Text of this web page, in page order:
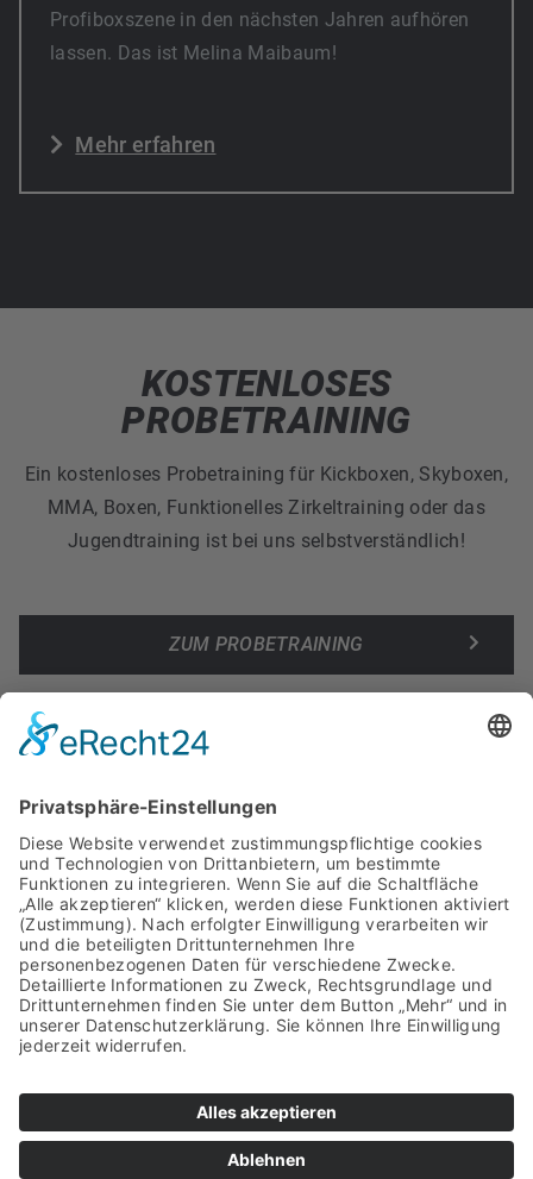
Profiboxszene in den nächsten Jahren aufhören
lassen. Das ist Melina Maibaum!
Mehr erfahren
KOSTENLOSES
PROBETRAINING
Ein kostenloses Probetraining für Kickboxen, Skyboxen,
MMA, Boxen, Funktionelles Zirkeltraining oder das
Jugendtraining ist bei uns selbstverständlich!
ZUM PROBETRAINING
FAQ
ANFAHRT & KONTAKT
PARTNER & SPONSOREN
IMPRESSUM